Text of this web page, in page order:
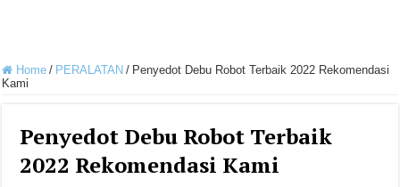
Home / PERALATAN / Penyedot Debu Robot Terbaik 2022 Rekomendasi
Kami
Penyedot Debu Robot Terbaik
2022 Rekomendasi Kami